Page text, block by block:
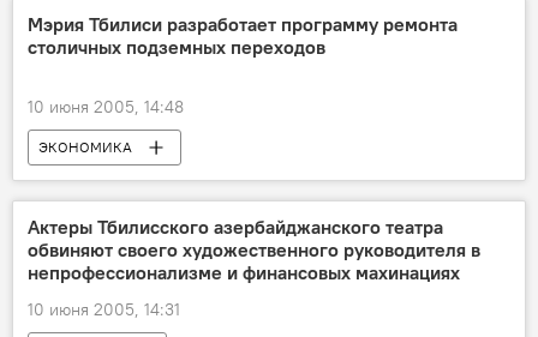
Мэрия Тбилиси разработает программу ремонта
столичных подземных переходов
10 июня 2005, 14:48
ЭКОНОМИКА
Актеры Тбилисского азербайджанского театра
обвиняют своего художественного руководителя в
непрофессионализме и финансовых махинациях
10 июня 2005, 14:31